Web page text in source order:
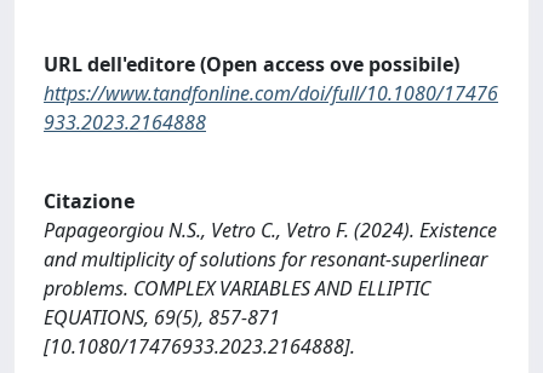
URL dell'editore (Open access ove possibile)
https://www.tandfonline.com/doi/full/10.1080/17476
933.2023.2164888
Citazione
Papageorgiou N.S., Vetro C., Vetro F. (2024). Existence
and multiplicity of solutions for resonant-superlinear
problems. COMPLEX VARIABLES AND ELLIPTIC
EQUATIONS, 69(5), 857-871
[10.1080/17476933.2023.2164888].